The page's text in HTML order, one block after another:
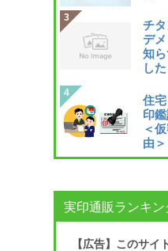
チ
デ
知
した
住
印
＜
由＞
実印通販ランキン
【広告】このサイ